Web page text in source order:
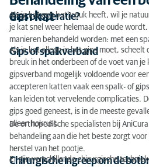
een kat
Gips of operatie?
Als je kat een botbreuk heeft, wil je
je kat snel weer helemaal de oude
manieren behandeld worden: met een
Gips of spalkverband
Als je kat alleen in het gips moet,
breuk in het onderbeen of de voet van je
gipsverband mogelijk voldoende voor
accepteren katten vaak een spalk- of
kan leiden tot vervelende complicaties.
gips goed geneest, is in de meeste
alleen hokrust.
De orthopedische specialisten bij
behandeling aan die het beste zorgt
herstel van het pootje.
Chirurgische ingreep om de
Er zijn verschillende chirurgische